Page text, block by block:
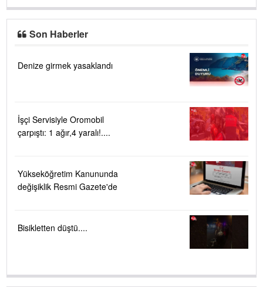
Son Haberler
Denize girmek yasaklandı
İşçi Servisiyle Oromobil
çarpıştı: 1 ağır,4 yaralı!....
Yükseköğretim Kanununda
değişiklik Resmi Gazete'de
Bisikletten düştü....